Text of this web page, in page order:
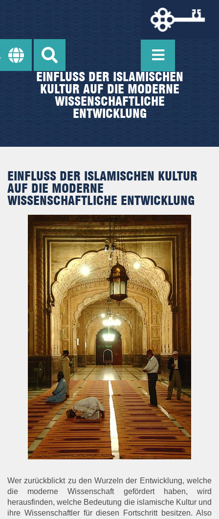
EINFLUSS DER ISLAMISCHEN
KULTUR AUF DIE MODERNE
WISSENSCHAFTLICHE
ENTWICKLUNG
EINFLUSS DER ISLAMISCHEN KULTUR
AUF DIE MODERNE
WISSENSCHAFTLICHE ENTWICKLUNG
Wer zurückblickt zu den Wurzeln der Entwicklung, welche
die moderne Wissenschaft gefördert haben, wird
herausfinden, welche Bedeutung die islamische Kultur und
ihre Wissenschaftler für diesen Fortschritt besitzen. Also